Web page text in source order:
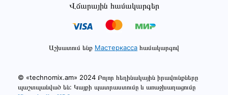
Վճարային համակարգեր
Աշխատում ենք Мастеркасса համակարգով
© «technomix.am» 2024 Բոլոր հեղինակային իրավունքները
պաշտպանված են: Կայքի պատրաստումը և առաջխաղացումը